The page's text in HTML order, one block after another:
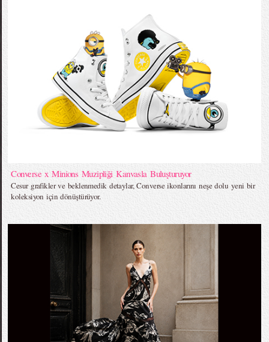
Converse x Minions Muzipliği Kanvasla Buluşturuyor
Cesur grafikler ve beklenmedik detaylar, Converse ikonlarını neşe dolu yeni bir
koleksiyon için dönüştürüyor.